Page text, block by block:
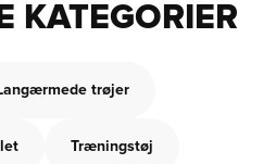
KATEGORIER
trøjer
Træningstøj